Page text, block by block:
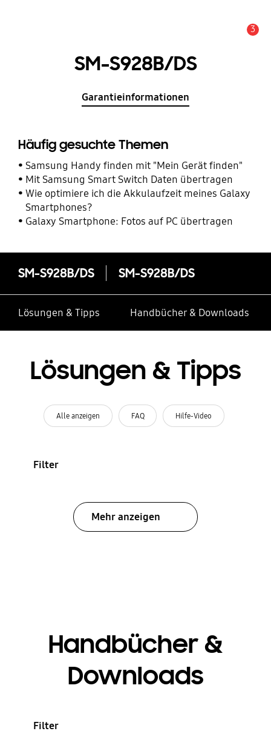
3
SM-S928B/DS
Garantieinformationen
Häufig gesuchte Themen
Samsung Handy finden mit "Mein Gerät finden"
Mit Samsung Smart Switch Daten übertragen
Wie optimiere ich die Akkulaufzeit meines Galaxy
Smartphones?
Galaxy Smartphone: Fotos auf PC übertragen
SM-S928B/DS SM-S928B/DS
Lösungen & Tipps Handbücher & Downloads
Lösungen & Tipps
Alle anzeigen FAQ Hilfe-Video
Filter
Mehr anzeigen
Handbücher &
Downloads
Filter